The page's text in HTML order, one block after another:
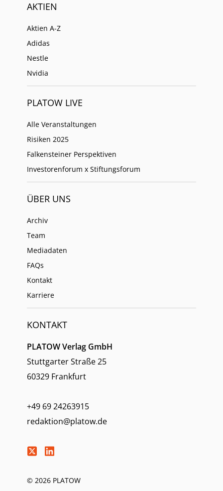
AKTIEN
Aktien A-Z
Adidas
Nestle
Nvidia
PLATOW LIVE
Alle Veranstaltungen
Risiken 2025
Falkensteiner Perspektiven
Investorenforum x Stiftungsforum
ÜBER UNS
Archiv
Team
Mediadaten
FAQs
Kontakt
Karriere
KONTAKT
PLATOW Verlag GmbH
Stuttgarter Straße 25
60329 Frankfurt
+49 69 24263915
redaktion@platow.de
© 2026 PLATOW